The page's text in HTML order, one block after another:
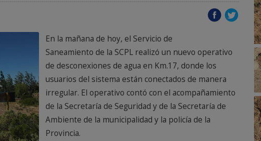
En la mañana de hoy, el Servicio de
Saneamiento de la SCPL realizó un nuevo operativo
de desconexiones de agua en Km.17, donde los
usuarios del sistema están conectados de manera
irregular. El operativo contó con el acompañamiento
de la Secretaría de Seguridad y de la Secretaría de
Ambiente de la municipalidad y la policía de la
Provincia.